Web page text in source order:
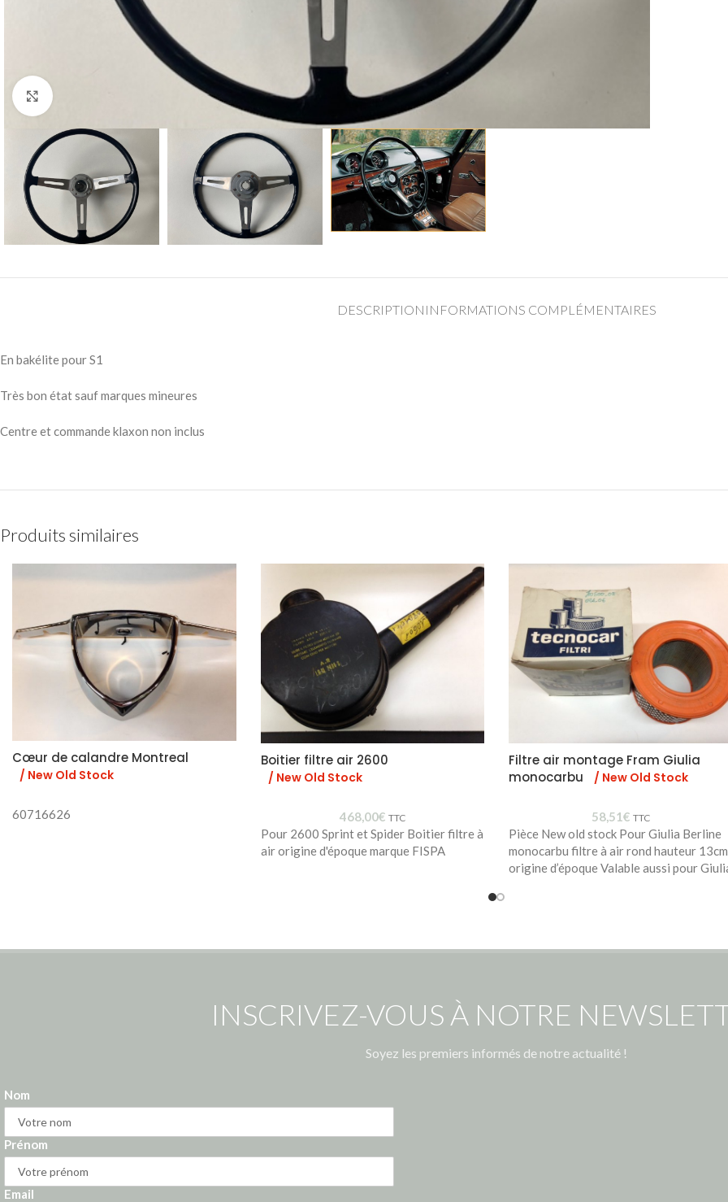
DESCRIPTION INFORMATIONS COMPLÉMENTAIRES
En bakélite pour S1
Très bon état sauf marques mineures
Centre et commande klaxon non inclus
Produits similaires
Cœur de calandre Montreal
/ New Old Stock
60716626
Boitier filtre air 2600
/ New Old Stock
468,00€ TTC
Pour 2600 Sprint et Spider Boitier filtre à
air origine d'époque marque FISPA
Filtre air montage Fram Giulia
monocarbu
/ New Old Stock
58,51€ TTC
Pièce New old stock Pour Giulia Berline
monocarbu filtre à air rond hauteur 13cm
origine d’époque Valable aussi pour
INSCRIVEZ-VOUS À NOTRE
Soyez les premiers informés de notre actualité !
Nom
Prénom
Email